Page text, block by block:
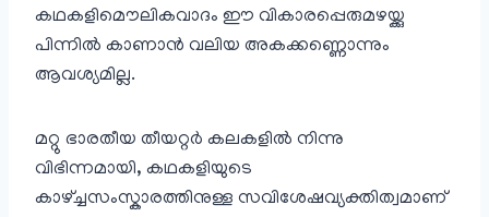
കഥകളിമൌലികവാദം ഈ വികാരപ്പെരുമഴയ്ക്കു
പിന്നിൽ കാണാൻ വലിയ അകക്കണ്ണൊന്നും
ആവശ്യമില്ല.
മറ്റു ഭാരതീയ തീയറ്റർ കലകളിൽ നിന്നു
വിഭിന്നമായി, കഥകളിയുടെ
കാഴ്ച്ചസംസ്കാരത്തിനുള്ള സവിശേഷവ്യക്തിത്വമാണ്